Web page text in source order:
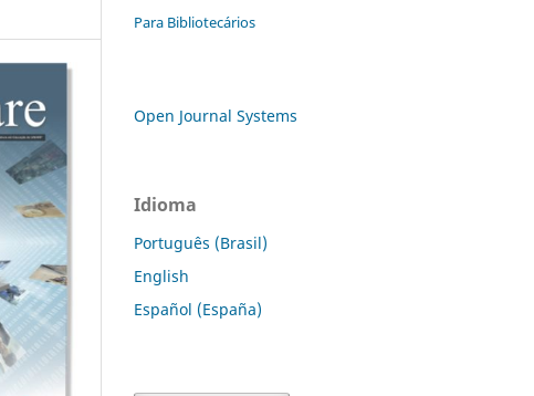
Para Bibliotecários
Open Journal Systems
Idioma
Português (Brasil)
English
Español (España)